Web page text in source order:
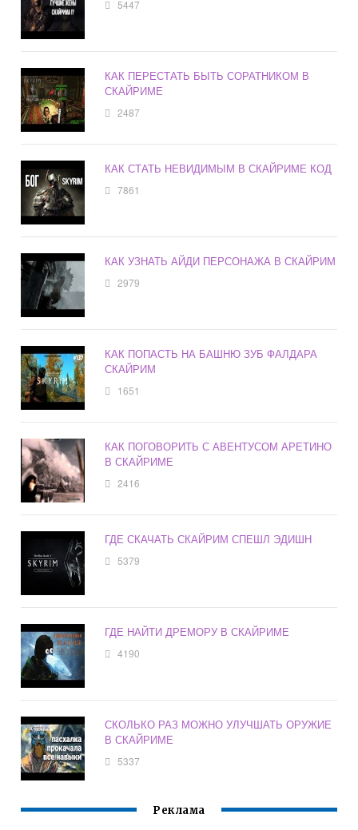
5447
КАК ПЕРЕСТАТЬ БЫТЬ СОРАТНИКОМ В
СКАЙРИМЕ
2487
КАК СТАТЬ НЕВИДИМЫМ В СКАЙРИМЕ КОД
7861
КАК УЗНАТЬ АЙДИ ПЕРСОНАЖА В СКАЙРИМ
2979
КАК ПОПАСТЬ НА БАШНЮ ЗУБ ФАЛДАРА
СКАЙРИМ
1651
КАК ПОГОВОРИТЬ С АВЕНТУСОМ АРЕТИНО
В СКАЙРИМЕ
2416
ГДЕ СКАЧАТЬ СКАЙРИМ СПЕШЛ ЭДИШН
5379
ГДЕ НАЙТИ ДРЕМОРУ В СКАЙРИМЕ
4190
СКОЛЬКО РАЗ МОЖНО УЛУЧШАТЬ ОРУЖИЕ
В СКАЙРИМЕ
5337
Реклама